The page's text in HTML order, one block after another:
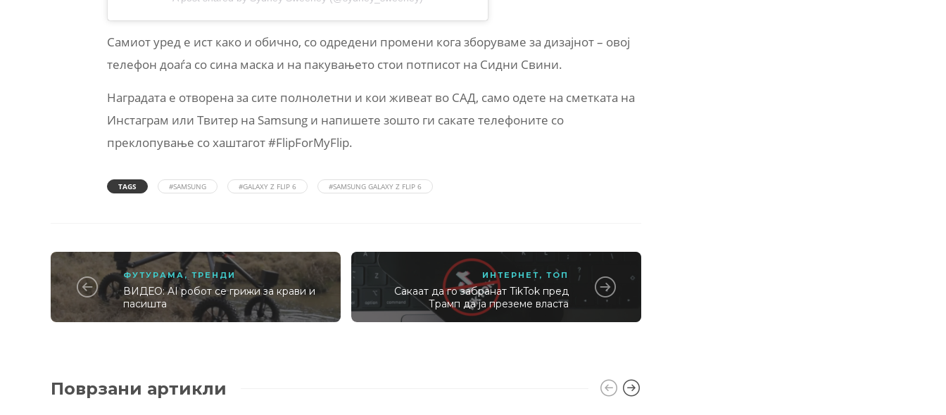
Самиот уред е ист како и обично, со одредени промени кога зборуваме за дизајнот – овој
телефон доаѓа со сина маска и на пакувањето стои потписот на Сидни Свини.
Наградата е отворена за сите полнолетни и кои живеат во САД, само одете на сметката на
Инстаграм или Твитер на Samsung и напишете зошто ги сакате телефоните со
преклопување со хаштагот #FlipForMyFlip.
TAGS #SAMSUNG #GALAXY Z FLIP 6 #SAMSUNG GALAXY Z FLIP 6
ФУТУРАМА,ТРЕНДИ
ВИДЕО: AI робот се грижи за крави и
пасишта
ИНТЕРНЕТ,ТОП
Сакаат да го забранат TikTok пред
Трамп да ја преземе власта
Поврзани артикли